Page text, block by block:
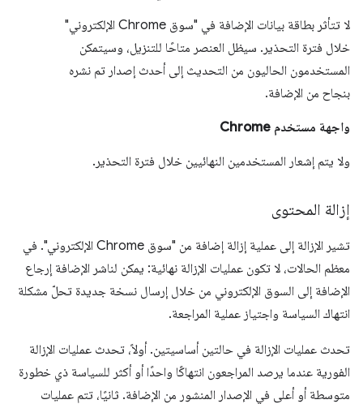
لا تتأثر بطاقة بيانات الإضافة في "سوق Chrome الإلكتروني"
خلال فترة التحذير. سيظل العنصر متاحًا للتنزيل، وسيتمكن
المستخدمون الحاليون من التحديث إلى أحدث إصدار تم نشره
بنجاح من الإضافة.
واجهة مستخدم Chrome
ولا يتم إشعار المستخدمين النهائيين خلال فترة التحذير.
إزالة المحتوى
تشير الإزالة إلى عملية إزالة إضافة من "سوق Chrome الإلكتروني". في
معظم الحالات، لا تكون عمليات الإزالة نهائية: يمكن لناشر الإضافة إرجاع
الإضافة إلى السوق الإلكتروني من خلال إرسال نسخة جديدة تحلّ مشكلة
انتهاك السياسة واجتياز عملية المراجعة.
تحدث عمليات الإزالة في حالتين أساسيتين. أولاً، تحدث عمليات الإزالة
الفورية عندما يرصد المراجعون انتهاكًا واحدًا أو أكثر للسياسة ذي خطورة
متوسطة أو أعلى في الإصدار المنشور من الإضافة. ثانيًا، تتم عمليات